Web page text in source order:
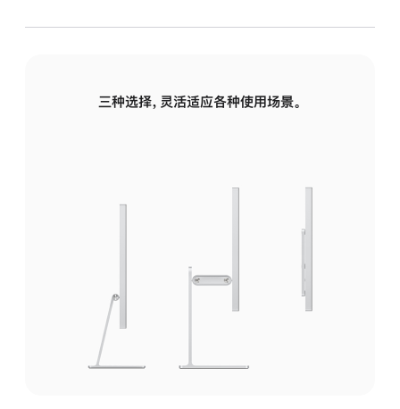
三种选择，灵活适应各种使用场景。